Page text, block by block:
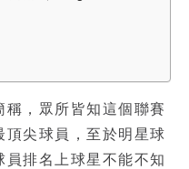
，眾所皆知這個聯賽
尖球員，至於明星球
員排名
上球星不能不知